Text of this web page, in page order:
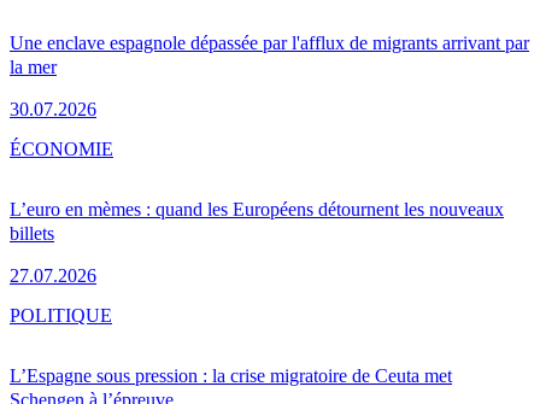
Une enclave espagnole dépassée par l'afflux de migrants arrivant par
la mer
30.07.2026
L’euro en mèmes : quand les Européens détournent les nouveaux
billets
27.07.2026
ÉCONOMIE
L’Espagne sous pression : la crise migratoire de Ceuta met
Schengen à l’épreuve
POLITIQUE